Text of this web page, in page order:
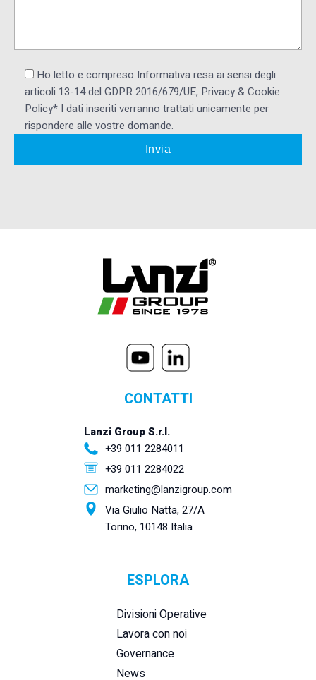
Ho letto e compreso Informativa resa ai ​sensi degli
articoli 13-14 del GDPR 2016/679/UE, Privacy & Cookie
Policy* I dati inseriti verranno trattati unicamente per
rispondere alle vostre domande.
CONTATTI
Lanzi Group S.r.l.
+39 011 2284011
+39 011 2284022
marketing@lanzigroup.com
Via Giulio Natta, 27/A
Torino, 10148 Italia
ESPLORA
Divisioni Operative
Lavora con noi
Governance
News